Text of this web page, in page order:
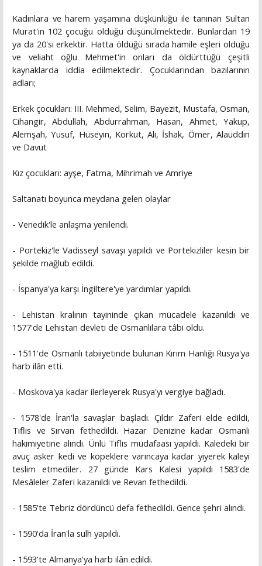
Kadınlara ve harem yaşamına düşkünlüğü ile tanınan Sultan
Murat'ın 102 çocuğu olduğu düşünülmektedir. Bunlardan 19
ya da 20'si erkektir. Hatta öldüğü sırada hamile eşleri olduğu
ve veliaht oğlu Mehmet'in onları da öldürttüğü çeşitli
kaynaklarda iddia edilmektedir. Çocuklarından bazılarının
adları;
Erkek çocukları: III. Mehmed, Selim, Bayezit, Mustafa, Osman,
Cihangir, Abdullah, Abdurrahman, Hasan, Ahmet, Yakup,
Alemşah, Yusuf, Hüseyin, Korkut, Ali, İshak, Ömer, Alaüddin
ve Davut
Kız çocukları: ayşe, Fatma, Mihrimah ve Amriye
Saltanatı boyunca meydana gelen olaylar
- Venedik'le anlaşma yenilendi.
- Portekiz'le Vadisseyl savaşı yapıldı ve Portekizliler kesin bir
şekilde mağlub edildi.
- İspanya'ya karşı İngiltere'ye yardımlar yapıldı.
- Lehistan kralının tayininde çıkan mücadele kazanıldı ve
1577'de Lehistan devleti de Osmanlılara tâbi oldu.
- 1511'de Osmanlı tabiiyetinde bulunan Kırım Hanlığı Rusya'ya
harb ilân etti.
- Moskova'ya kadar ilerleyerek Rusya'yı vergiye bağladı.
- 1578'de İran'la savaşlar başladı. Çıldır Zaferi elde edildi,
Tiflis ve Sırvan fethedildi. Hazar Denizine kadar Osmanlı
hakimiyetine alındı. Ünlü Tiflis müdafaası yapıldı. Kaledeki bir
avuç asker kedi ve köpeklere varıncaya kadar yiyerek kaleyi
teslim etmediler. 27 günde Kars Kalesi yapıldı 1583'de
Mesâleler Zaferi kazanıldı ve Revan fethedildi.
- 1585'te Tebriz dördüncü defa fethedildi. Gence şehri alındı.
- 1590'da İran'la sulh yapıldı.
- 1593'te Almanya'ya harb ilân edildi.